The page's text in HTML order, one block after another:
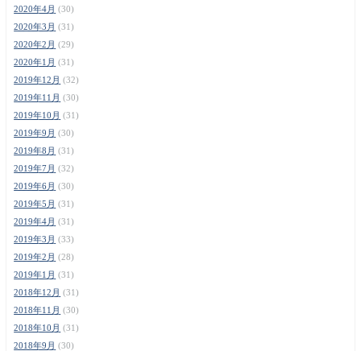
2020年4月 (30)
2020年3月 (31)
2020年2月 (29)
2020年1月 (31)
2019年12月 (32)
2019年11月 (30)
2019年10月 (31)
2019年9月 (30)
2019年8月 (31)
2019年7月 (32)
2019年6月 (30)
2019年5月 (31)
2019年4月 (31)
2019年3月 (33)
2019年2月 (28)
2019年1月 (31)
2018年12月 (31)
2018年11月 (30)
2018年10月 (31)
2018年9月 (30)